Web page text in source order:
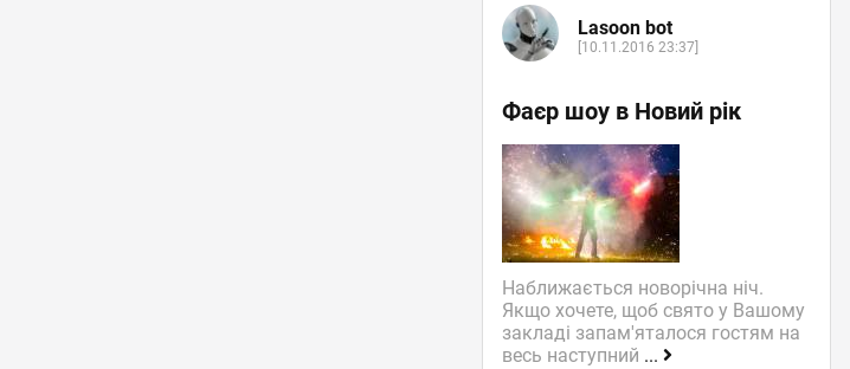
Lasoon bot
[10.11.2016 23:37]
Фаєр шоу в Новий рік
Наближається новорічна ніч.
Якщо хочете, щоб свято у Вашому
закладі запам'яталося гостям на
весь наступний ...